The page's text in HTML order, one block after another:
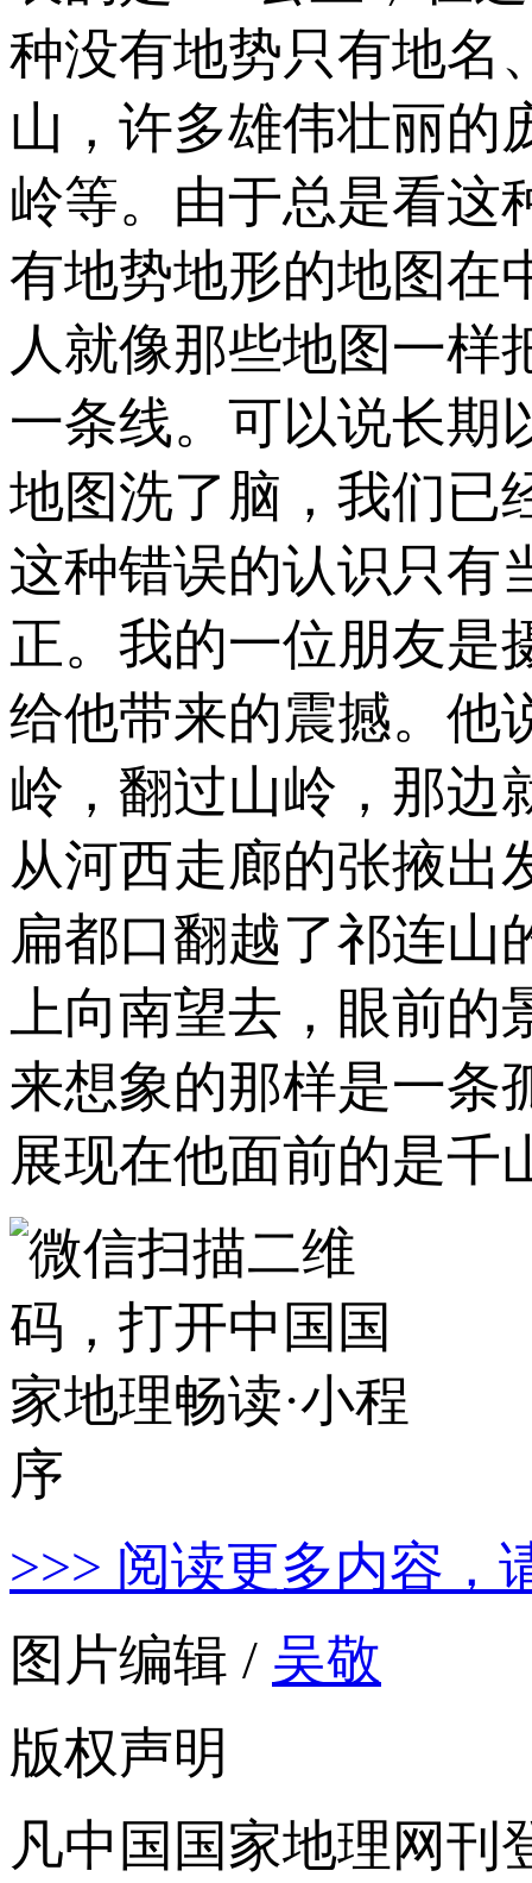
种没有地势只有地名
山，许多雄伟壮丽的
岭等。由于总是看这
有地势地形的地图在
人就像那些地图一样
一条线。可以说长期
地图洗了脑，我们已
这种错误的认识只有
正。我的一位朋友是
给他带来的震撼。他
岭，翻过山岭，那边
从河西走廊的张掖
扁都口翻越了祁连山
上向南望去，眼前的
来想象的那样是一条
展现在他面前的是千
>>> 阅读更多内容，
图片编辑 / 吴敬
版权声明
凡中国国家地理网刊